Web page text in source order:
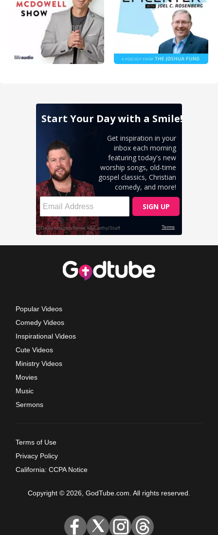
Popular Videos
Comedy Videos
Inspirational Videos
Cute Videos
Ministry Videos
Movies
Music
Sermons
Terms of Use
Privacy Policy
California: CCPA Notice
Copyright © 2026, GodTube.com. All rights reserved.